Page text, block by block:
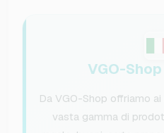
VGO-
Da VGO-Shop offriamo
vasta gamma di